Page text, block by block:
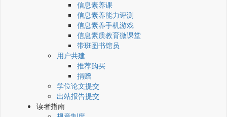
信息素养课
信息素养能力评测
信息素养手机游戏
信息素质教育微课堂
带班图书馆员
用户共建
推荐购买
捐赠
学位论文提交
出站报告提交
读者指南